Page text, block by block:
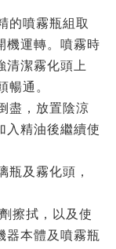
的噴霧瓶組取
機運轉。噴霧時
清潔霧化頭上
暢通。
盡，放置陰涼
入精油後繼續使
瓶及霧化頭，
擦拭，以及使
器本體及噴霧瓶